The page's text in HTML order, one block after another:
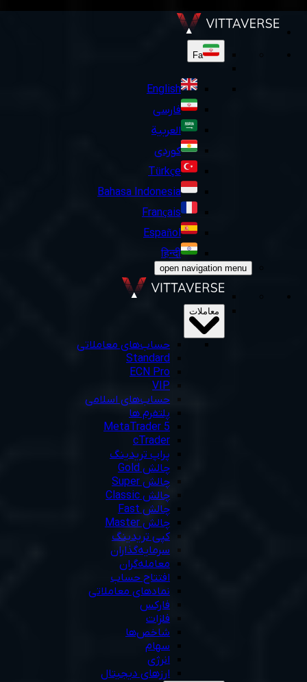
Fa
English
فارسی
العربية
کوردی
Türkçe
Bahasa Indonesia
Français
Español
हिन्दी
open navigation menu
معاملات
حساب‌های معاملاتی
Standard
ECN Pro
VIP
حساب‌های اسلامی
پلتفرم ها
MetaTrader 5
cTrader
پراپ تریدینگ
چالش Gold
چالش Super
چالش Classic
چالش Fast
چالش Master
کپی تریدینگ
سرمایه‌گذاران
معامله‌گران
افتتاح حساب
نمادهای معاملاتی
فارکس
فلزات
شاخص‌ها
سهام
انرژی
ارزهای دیجیتال